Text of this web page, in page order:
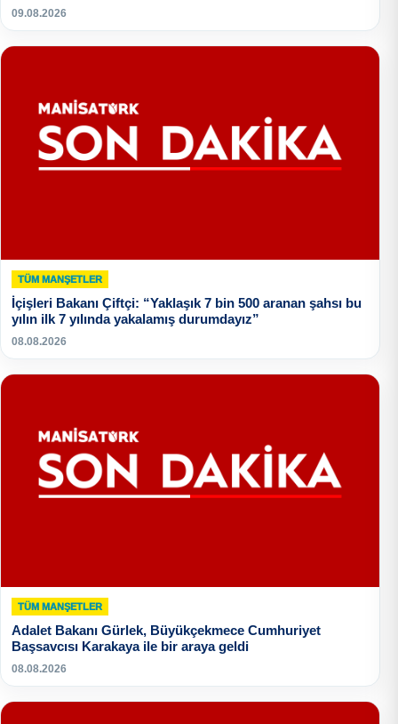
09.08.2026
TÜM MANŞETLER
İçişleri Bakanı Çiftçi: “Yaklaşık 7 bin 500 aranan şahsı bu
yılın ilk 7 yılında yakalamış durumdayız”
08.08.2026
TÜM MANŞETLER
Adalet Bakanı Gürlek, Büyükçekmece Cumhuriyet
Başsavcısı Karakaya ile bir araya geldi
08.08.2026